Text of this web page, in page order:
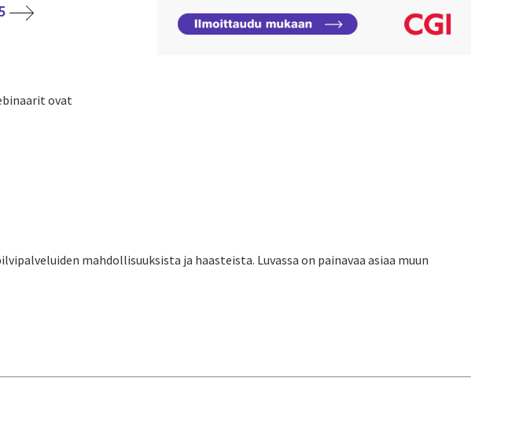
ovat
mahdollisuuksista ja haasteista. Luvassa on painavaa asiaa muun